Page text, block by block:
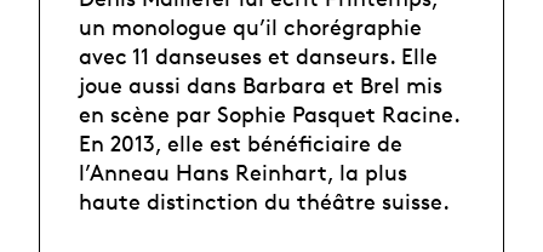
un monologue qu’il chorégraphie
avec 11 danseuses et danseurs. Elle
joue aussi dans Barbara et Brel mis
en scène par Sophie Pasquet Racine.
En 2013, elle est bénéficiaire de
l’Anneau Hans Reinhart, la plus
haute distinction du théâtre suisse.